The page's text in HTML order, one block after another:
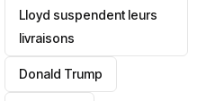
Lloyd suspendent leurs
livraisons
Donald Trump